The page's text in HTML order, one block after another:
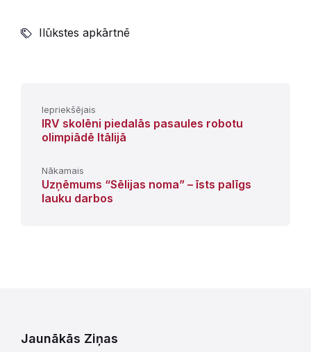
Ilūkstes apkārtnē
Iepriekšējais
IRV skolēni piedalās pasaules robotu
olimpiādē Itālijā
Nākamais
Uzņēmums “Sēlijas noma” – īsts palīgs
lauku darbos
Jaunākās Ziņas